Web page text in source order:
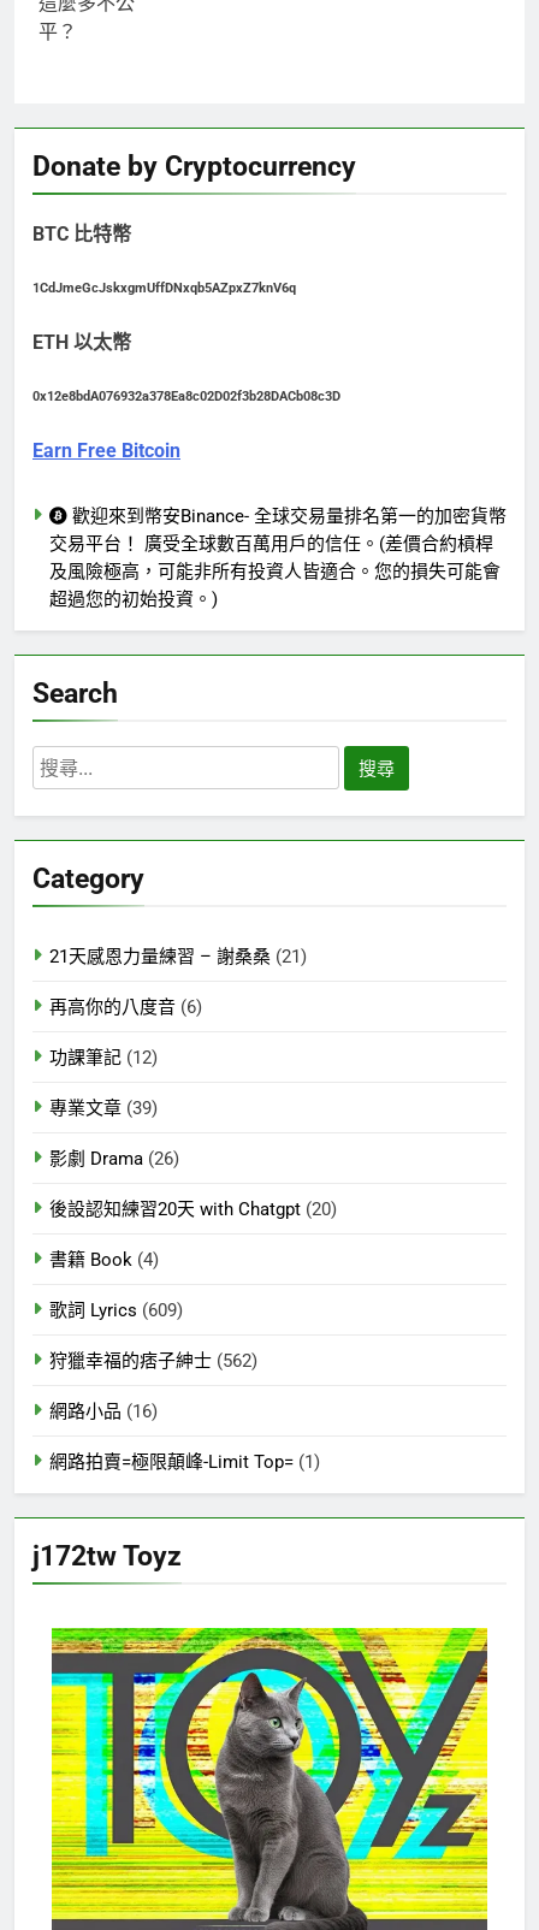
Donate by Cryptocurrency
BTC 比特幣
1CdJmeGcJskxgmUffDNxqb5AZpxZ7knV6q
ETH 以太幣
0x12e8bdA076932a378Ea8c02D02f3b28DACb08c3D
Earn Free Bitcoin
歡迎來到幣安Binance- 全球交易量排名第一的加密貨幣
交易平台！ 廣受全球數百萬用戶的信任。(差價合約槓桿
及風險極高，可能非所有投資人皆適合。您的損失可能會
超過您的初始投資。)
Search
搜
尋
字:
Category
21天感恩力量練習 – 謝桑桑 (21)
再高你的八度音 (6)
功課筆記 (12)
專業文章 (39)
影劇 Drama (26)
後設認知練習20天 with Chatgpt (20)
書籍 Book (4)
歌詞 Lyrics (609)
狩獵幸福的痞子紳士 (562)
網路小品 (16)
網路拍賣=極限顛峰-Limit Top= (1)
j172tw Toyz